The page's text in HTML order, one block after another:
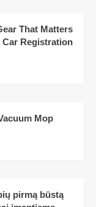
That Matters
Car Registration
Mop
pirmą būstą